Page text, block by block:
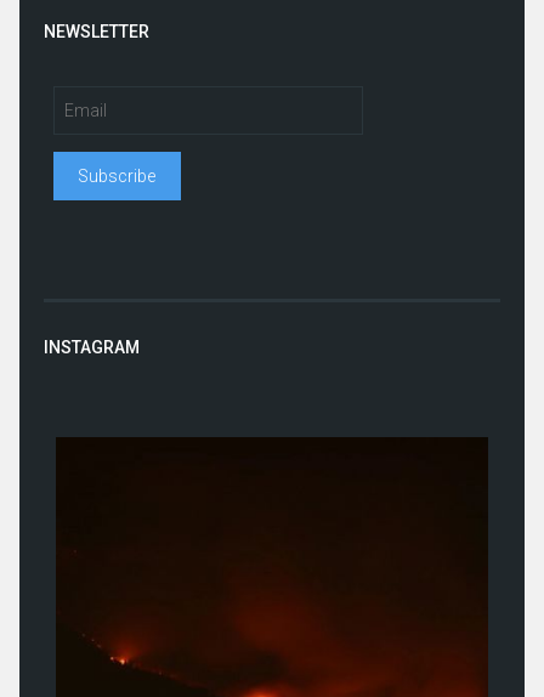
NEWSLETTER
INSTAGRAM